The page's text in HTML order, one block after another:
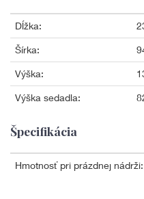
Špecifikácia